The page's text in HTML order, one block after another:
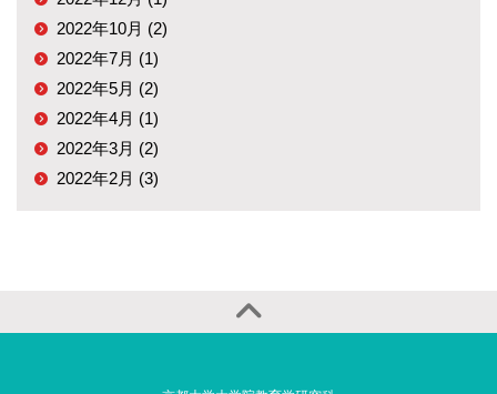
2022年10月 (2)
2022年7月 (1)
2022年5月 (2)
2022年4月 (1)
2022年3月 (2)
2022年2月 (3)